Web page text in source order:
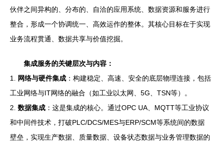
伙伴之间异构的、分布的、自洽的应用系统、数据资源和服务进行
整合，形成一个协调统一、高效运作的整体。其核心目标在于实现
业务流程贯通、数据共享与价值挖掘。
集成服务的关键层次与内容：
1.
网络与硬件集成 ：构建稳定、高速、安全的底层物理连接，包括
工业网络与IT网络的融合（如工业以太网、5G、TSN等）。
2. 数据集成 ：这是集成的核心。通过OPC UA、MQTT等工业协议
和中间件技术，打破PLC/DCS/MES与ERP/SCM等系统间的数据
壁垒，实现生产数据、质量数据、设备状态数据与业务管理数据的